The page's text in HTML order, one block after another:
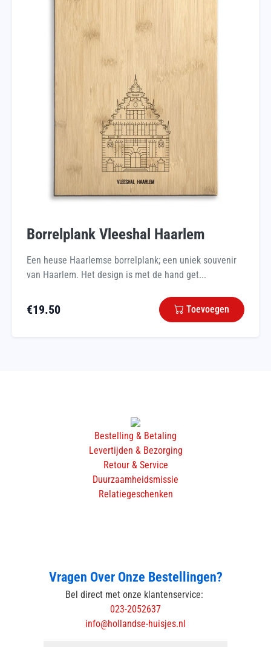
Borrelplank Vleeshal Haarlem
Een heuse Haarlemse borrelplank; een uniek souvenir
van Haarlem. Het design is met de hand get...
€19.50 Toevoegen
Bestelling & Betaling
Levertijden & Bezorging
Retour & Service
Duurzaamheidsmissie
Relatiegeschenken
Vragen Over Onze Bestellingen?
Bel direct met onze klantenservice:
023-2052637
info@hollandse-huisjes.nl